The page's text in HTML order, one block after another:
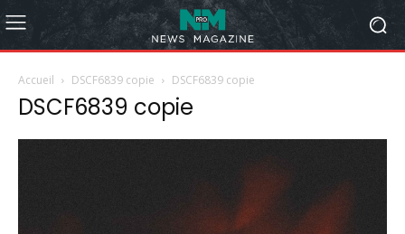
Accueil DSCF6839 copie DSCF6839 copie
DSCF6839 copie